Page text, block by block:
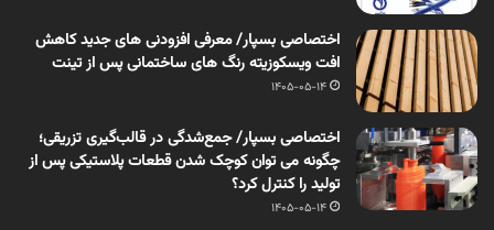
اختصاصی بسپار/ معرفی افزودنی های جدید کاهش
افت ویسکوزیته رنگ های ساختمانی پس از تینت
1405-05-14
اختصاصی بسپار/ جمع‌شدگی در قالب‌گیری تزریقی؛
چگونه می توان کوچک شدن قطعات پلاستیکی پس از
تولید را کنترل کرد؟
1405-05-14